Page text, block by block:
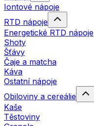
Iontové nápoje
RTD nápoje
Energetické RTD nápoje
Shoty
Šťávy
Čaje a matcha
Káva
Ostatní nápoje
Obiloviny a cereálie
Kaše
Těstoviny